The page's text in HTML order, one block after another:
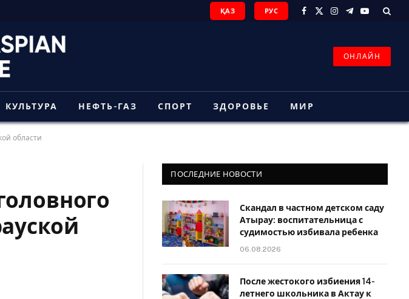
ҚАЗ РУС
Facebook
X
Instagram
Telegram
YouTube
ОНЛАЙН
КУЛЬТУРА НЕФТЬ-ГАЗ СПОРТ ЗДОРОВЬЕ МИР
области
ПОСЛЕДНИЕ НОВОСТИ
Скандал в частном детском саду
Атырау: воспитательница с
судимостью избивала ребенка
06.08.2026
После жестокого избиения 14-
летнего школьника в Актау к